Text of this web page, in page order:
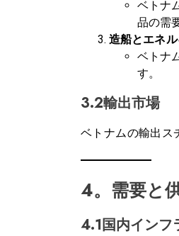
ベトナ
品の需
造船とエネ
ベトナ
す。
3.2輸出市場
ベトナムの輸出ス
4。需要と
4.1国内インフ